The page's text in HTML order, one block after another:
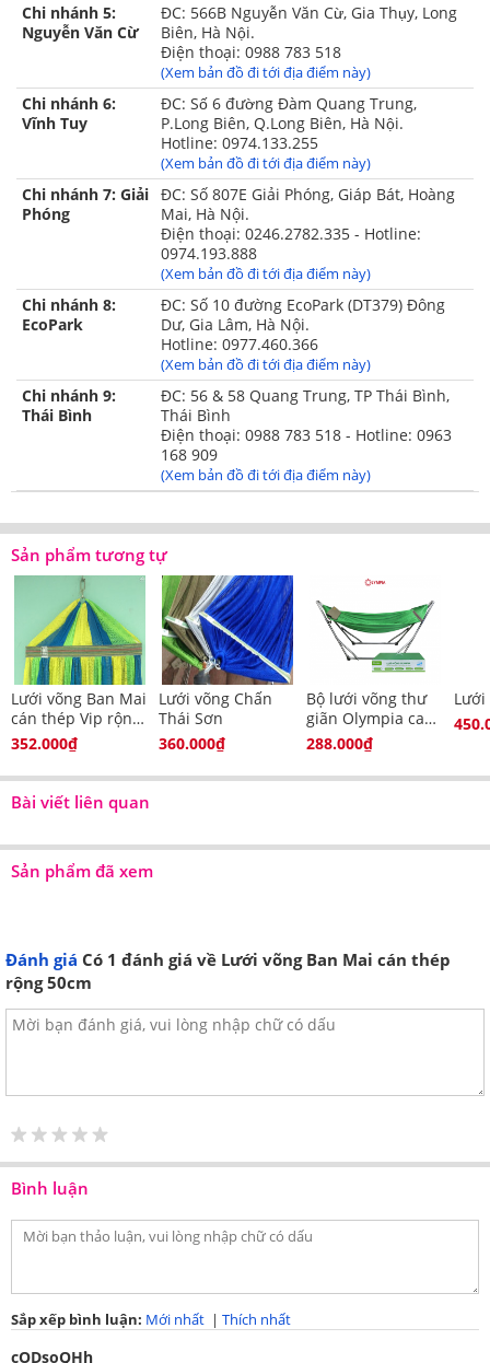
Chi nhánh 5:
Nguyễn Văn Cừ
ĐC: 566B Nguyễn Văn Cừ, Gia Thụy, Long
Biên, Hà Nội.
Điện thoại: 0988 783 518
(Xem bản đồ đi tới địa điểm này)
Chi nhánh 6:
Vĩnh Tuy
ĐC: Số 6 đường Đàm Quang Trung,
P.Long Biên, Q.Long Biên, Hà Nội.
Hotline: 0974.133.255
(Xem bản đồ đi tới địa điểm này)
Chi nhánh 7: Giải
Phóng
ĐC: Số 807E Giải Phóng, Giáp Bát, Hoàng
Mai, Hà Nội.
Điện thoại: 0246.2782.335 - Hotline:
0974.193.888
(Xem bản đồ đi tới địa điểm này)
Chi nhánh 8:
EcoPark
ĐC: Số 10 đường EcoPark (DT379) Đông
Dư, Gia Lâm, Hà Nội.
Hotline: 0977.460.366
(Xem bản đồ đi tới địa điểm này)
Chi nhánh 9:
Thái Bình
ĐC: 56 & 58 Quang Trung, TP Thái Bình,
Thái Bình
Điện thoại: 0988 783 518 - Hotline: 0963
168 909
(Xem bản đồ đi tới địa điểm này)
Sản phẩm tương tự
Lưới võng Ban Mai
cán thép Vip rộng
60cm
352.000₫
Lưới võng Chấn
Thái Sơn
360.000₫
Bộ lưới võng thư
giãn Olympia cao
cấp kèm gối
288.000₫
Lưới
Bài viết liên quan
Sản phẩm đã xem
Đánh giá Có 1 đánh giá về Lưới võng Ban Mai cán thép
rộng 50cm
Bình luận
Sắp xếp bình luận: Mới nhất | Thích nhất
cODsoQHh